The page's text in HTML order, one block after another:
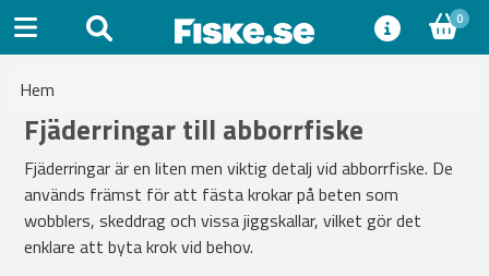
0
Hem
Fjäderringar till abborrfiske
Fjäderringar är en liten men viktig detalj vid abborrfiske. De
används främst för att fästa krokar på beten som
wobblers, skeddrag och vissa jiggskallar, vilket gör det
enklare att byta krok vid behov.